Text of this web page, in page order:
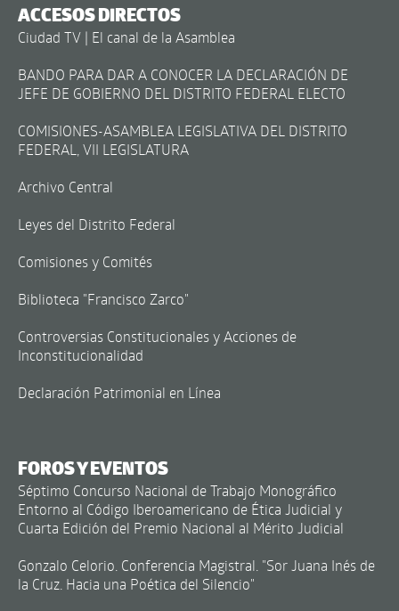
ACCESOS DIRECTOS
Ciudad TV | El canal de la Asamblea
BANDO PARA DAR A CONOCER LA DECLARACIÓN DE
JEFE DE GOBIERNO DEL DISTRITO FEDERAL ELECTO
COMISIONES-ASAMBLEA LEGISLATIVA DEL DISTRITO
FEDERAL, VII LEGISLATURA
Archivo Central
Leyes del Distrito Federal
Comisiones y Comités
Biblioteca "Francisco Zarco"
Controversias Constitucionales y Acciones de
Inconstitucionalidad
Declaración Patrimonial en Línea
FOROS Y EVENTOS
Séptimo Concurso Nacional de Trabajo Monográfico
Entorno al Código Iberoamericano de Ética Judicial y
Cuarta Edición del Premio Nacional al Mérito Judicial
Gonzalo Celorio. Conferencia Magistral. "Sor Juana Inés de
la Cruz. Hacia una Poética del Silencio"